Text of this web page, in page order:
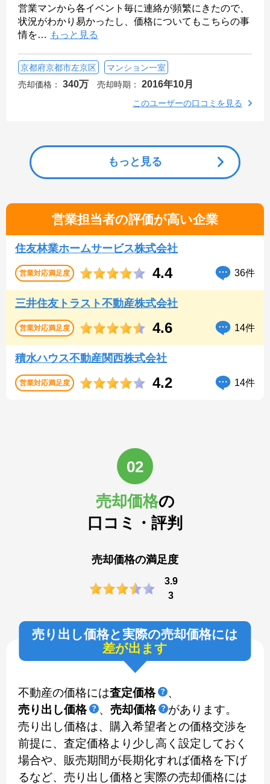
営業マンから各イベント毎に連絡が頻繁にきたので、
状況がわかり易かったし、価格についてもこちらの事
情を… もっと見る
京都府京都市左京区
マンション一室
売却価格：
340万 売却時期： 2016年10月
このユーザーの口コミを見る
もっと見る
営業担当者の評価が高い企業
住友林業ホームサービス株式会社
営業対応満足度 4.4 36件
三井住友トラスト不動産株式会社
営業対応満足度 4.6 14件
積水ハウス不動産関西株式会社
営業対応満足度 4.2 14件
02
売却価格の
口コミ・評判
売却価格の満足度
3.9
3
売り出し価格と実際の売却価格には
差が出ます
不動産の価格には査定価格
、
売り出し価格
、 売却価格
があります。
売り出し価格は、購入希望者との価格交渉を
前提に、査定価格より少し高く設定しておく
場合や、販売期間が長期化すれば価格を下げ
るなど、売り出し価格と実際の売却価格には